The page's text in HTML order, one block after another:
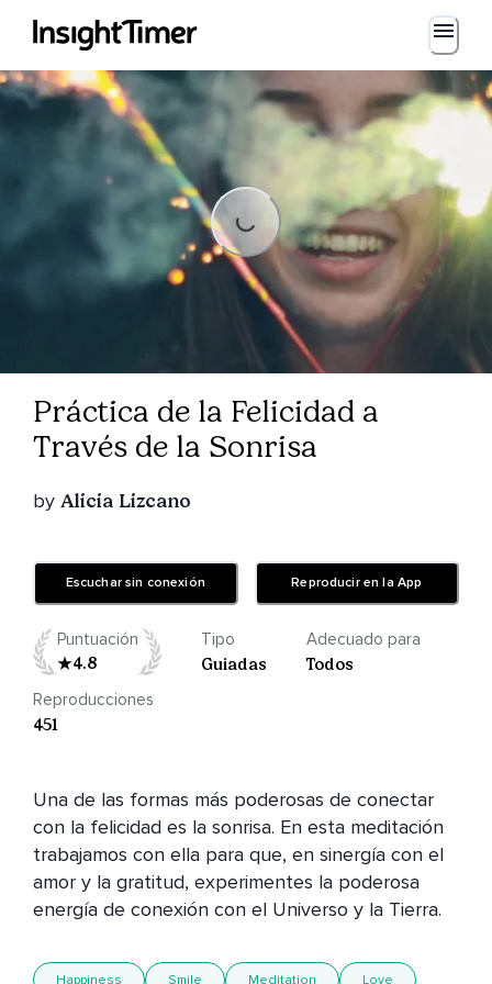
Loading...
Práctica de la Felicidad a
Través de la Sonrisa
by Alicia Lizcano
Escuchar sin conexión Reproducir en la App
Puntuación
4.8
Tipo
Guiadas
Adecuado para
Todos
Reproducciones
451
Una de las formas más poderosas de conectar
con la felicidad es la sonrisa. En esta meditación
trabajamos con ella para que, en sinergía con el
amor y la gratitud, experimentes la poderosa
energía de conexión con el Universo y la Tierra.
Happiness Smile Meditation Love